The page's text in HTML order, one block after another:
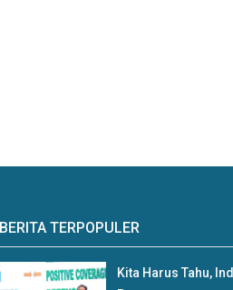
BERITA TERPOPULER
Kita Harus Tahu,